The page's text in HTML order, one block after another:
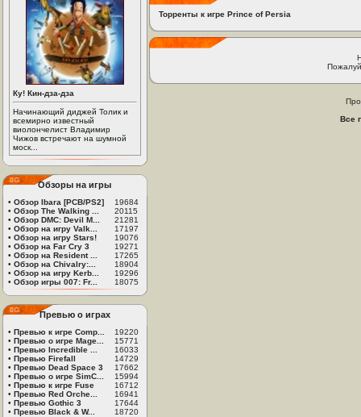
Ку! Кин-дза-дза
Начинающий диджей Толик и
всемирно известный
виолончелист Владимир
Чижов встречают на шумной
моск...
Обзоры на игры
• Обзор Ibara [PCB/PS2]
19684
• Обзор The Walking ...
20115
• Обзор DMC: Devil M...
21281
• Обзор на игру Valk...
17197
• Обзор на игру Stars!
19076
• Обзор на Far Cry 3
19271
• Обзор на Resident ...
17265
• Обзор на Chivalry:...
18904
• Обзор на игру Kerb...
19296
• Обзор игры 007: Fr... 18075
Превью о играх
• Превью к игре Comp...
19220
• Превью о игре Mage...
15771
• Превью Incredible ...
16033
• Превью Firefall
14729
• Превью Dead Space 3
17662
• Превью о игре SimC...
15994
• Превью к игре Fuse
16712
• Превью Red Orche...
16941
• Превью Gothic 3
17644
• Превью Black & W... 18720
Торренты к игре Prince of Persia
Все